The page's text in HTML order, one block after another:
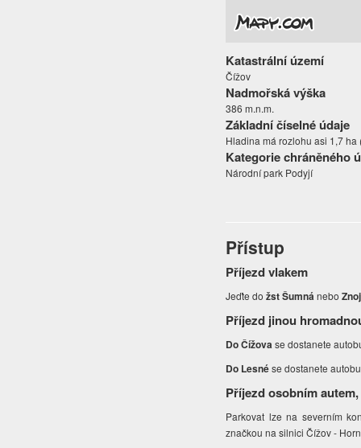
Katastrální území
Čížov
Nadmořská výška
386 m.n.m.
Základní číselné údaje
Hladina má rozlohu asi 1,7 ha
Kategorie chráněného
Národní park Podyjí
Přístup
Příjezd vlakem
Jeďte dožst Šumnánebo
Příjezd jinou
Do Čížovase dostanete
Do Lesnése dostanete
Příjezd osobním
Parkovat lze na severním
značkou na silnici Čížov -